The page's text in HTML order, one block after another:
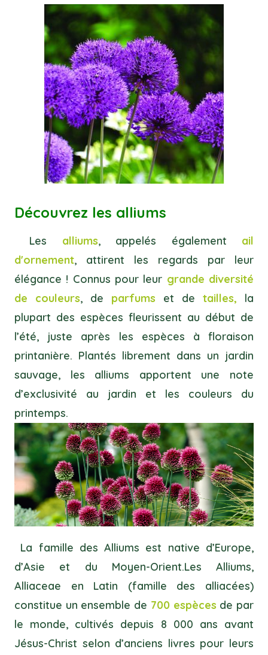
Découvrez les alliums
Les alliums, appelés également ail
d'ornement, attirent les regards par leur
élégance ! Connus pour leur grande diversité
de couleurs, de parfums et de tailles, la
plupart des espèces fleurissent au début de
l’été, juste après les espèces à floraison
printanière. Plantés librement dans un jardin
sauvage, les alliums apportent une note
d’exclusivité au jardin et les couleurs du
printemps.
La famille des Alliums est native d’Europe,
d’Asie et du Moyen-Orient.Les Alliums,
Alliaceae en Latin (famille des alliacées)
constitue un ensemble de 700 espèces de par
le monde, cultivés depuis 8 000 ans avant
Jésus-Christ selon d’anciens livres pour leurs